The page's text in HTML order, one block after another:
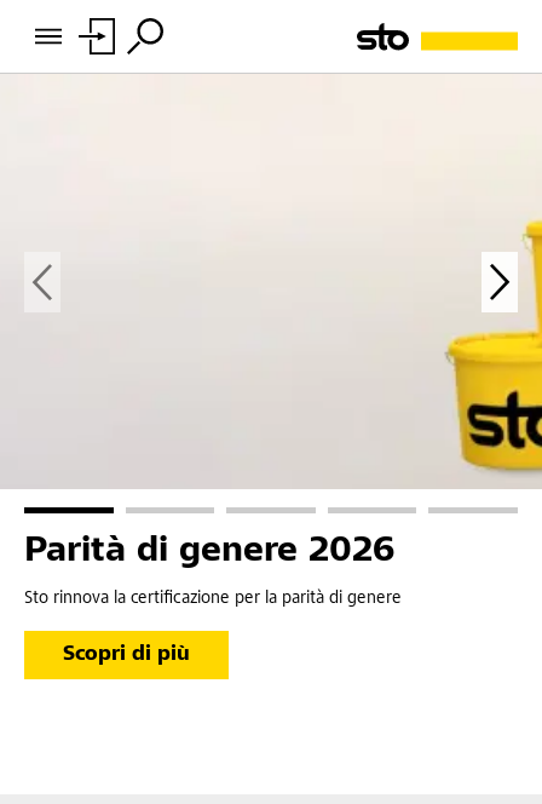
Parità di genere 2026
Sto rinnova la certificazione per la parità di genere
Scopri di più